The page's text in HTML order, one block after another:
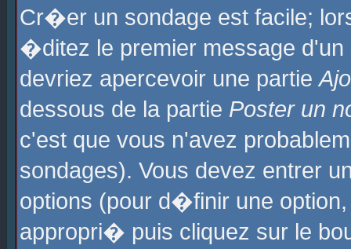
Cr�er un sondage est facile;
�ditez le premier message
devriez apercevoir une partie
dessous de la partie Poster un
c'est que vous n'avez
sondages). Vous devez entrer
options (pour d�finir une
appropri� puis cliquez sur le